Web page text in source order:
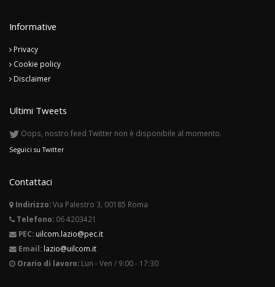
Informative
Privacy
Cookie policy
Disclaimer
Ultimi Tweets
Oops, nostro feed Twitter non è disponibile al momento.
Seguici su Twitter
Contattaci
Indirizzo:Via Palestro 3, 00185 Roma
Telefono: 06 4203421
PEC: uilcom.lazio@pec.it
Email: lazio@uilcom.it
Orario di lavoro: Lun - Ven / 9:00 - 17:30